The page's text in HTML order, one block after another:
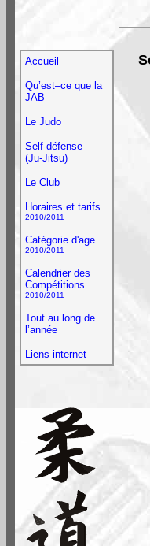
Accueil
Qu’est–ce que la
JAB
Le Judo
Self-défense
(Ju-Jitsu)
Le Club
Horaires et tarifs
2010/2011
Catégorie d'age
2010/2011
Calendrier des
Compétitions
2010/2011
Tout au long de
l’année
Liens internet